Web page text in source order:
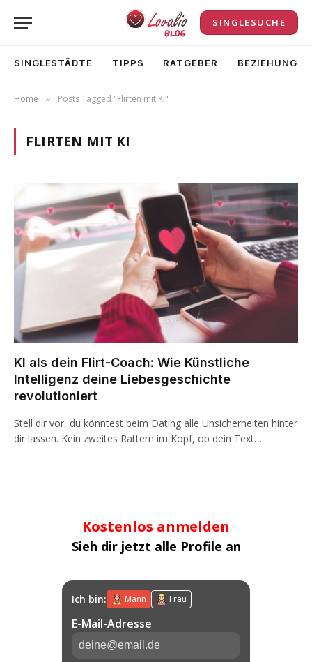
SINGLESUCHE
SINGLESTÄDTE TIPPS RATGEBER BEZIEHUNG
Home » Posts Tagged "Flirten mit KI"
FLIRTEN MIT KI
KI als dein Flirt-Coach: Wie Künstliche
Intelligenz deine Liebesgeschichte
revolutioniert
Stell dir vor, du könntest beim Dating alle Unsicherheiten hinter
dir lassen. Kein zweites Rattern im Kopf, ob dein Text…
Kostenlos anmelden
Sieh dir jetzt alle Profile an